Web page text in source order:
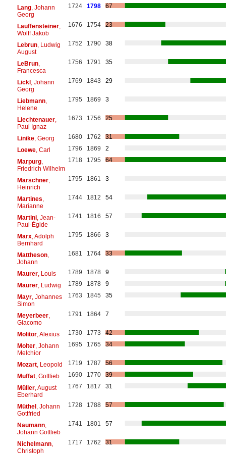
Lang, Johann
Georg
1724 1798 67
Lauffensteiner,
Wolff Jakob
1676 1754 23
Lebrun, Ludwig
August
1752 1790 38
LeBrun,
Francesca
1756 1791 35
Lickl, Johann
Georg
1769 1843 29
Liebmann,
Helene
1795 1869 3
Liechtenauer,
Paul Ignaz
1673 1756 25
Linike, Georg 1680 1762
31
Loewe, Carl 1796 1869
2
Marpurg,
Friedrich Wilhelm
1718 1795 64
Marschner,
Heinrich
1795 1861 3
Martines
Marianne
1744 1812 54
Martini, Jean-
Paul-Égide
1741 1816 57
Marx, Adolph
Bernhard
1795 1866 3
Mattheson,
Johann
1681 1764 33
Maurer, Louis 1789 1878
9
Maurer, Ludwig 1789 1878
9
Mayr, Johannes
Simon
1763 1845 35
Meyerbeer,
Giacomo
1791 1864 7
Molitor, Alexius 1730 1773
42
Molter, Johann
Melchior
1695 1765 34
Mozart, Leopold 1719 1787
56
Muffat, Gottlieb 1690 1770
39
Müller, August
Eberhard
1767 1817 31
Müthel, Johann
Gottfried
1728 1788 57
Naumann,
Johann Gottlieb
1741 1801 57
Nichelmann,
Christoph
1717 1762 31